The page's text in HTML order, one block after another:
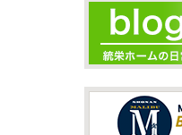
崎・小
こんに
ートでしたね!!皆様連休
か？私は息子のサッカー
ってきました
暖かくな
いたよりも寒かったです
＊
夏休み
なりましたね
夏休み最
と寒かったです
海に入
思っていたのですが、次
量発生しているようです